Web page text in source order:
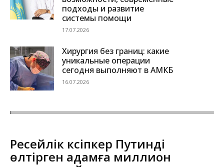
подходы и развитие
системы помощи
17.07.2026
Хирургия без границ: какие
уникальные операции
сегодня выполняют в АМКБ
16.07.2026